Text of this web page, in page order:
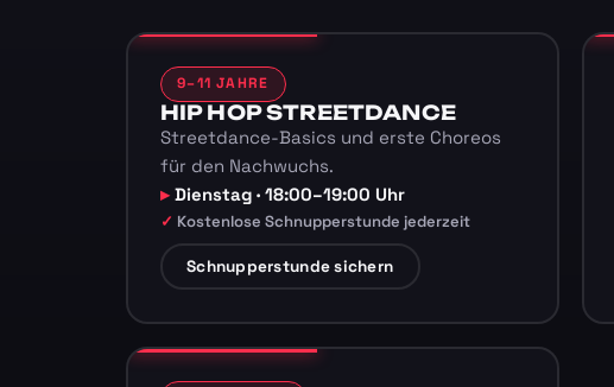
9–11 JAHRE
HIP HOP STREETDANCE
Streetdance-Basics und erste Choreos
für den Nachwuchs.
Dienstag · 18:00–19:00 Uhr
Kostenlose Schnupperstunde jederzeit
Schnupperstunde sichern